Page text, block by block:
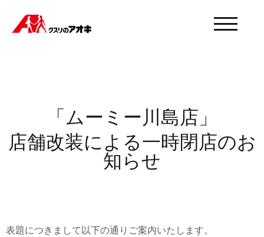
モバイル
「ムーミー川島店」
店舗改装による一時閉店のお
知らせ
表題につきまして以下の通りご案内いたします。